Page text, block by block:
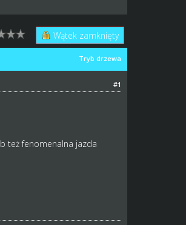
Wątek zamknięty
Tryb drzewa
#1
też fenomenalna jazda